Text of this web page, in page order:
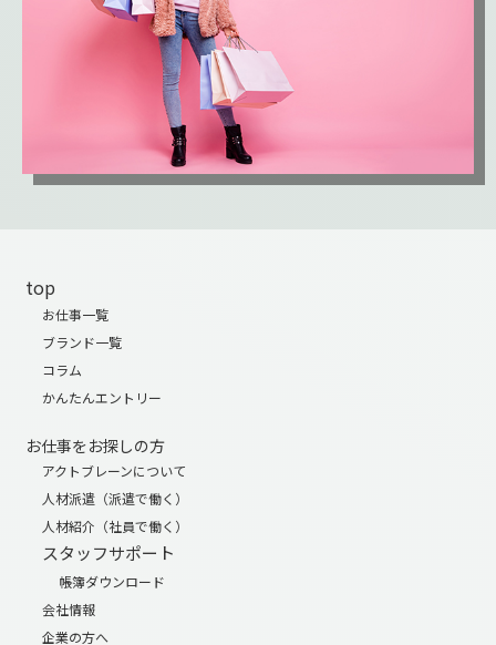
top
お仕事一覧
ブランド一覧
コラム
かんたんエントリー
お仕事をお探しの方
アクトブレーンについて
人材派遣（派遣で働く）
人材紹介（社員で働く）
スタッフサポート
帳簿ダウンロード
会社情報
企業の方へ